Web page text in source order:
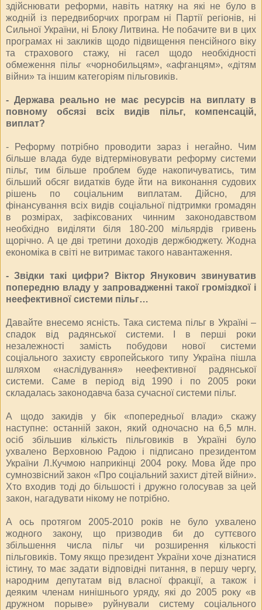
здійснювати реформи, навіть натяку на які не було в
жодній із передвиборчих програм ні Партії регіонів, ні
Сильної України, ні Блоку Литвина. Не побачите ви в цих
програмах ні закликів щодо підвищення пенсійного віку
та страхового стажу, ні гасел щодо необхідності
обмеження пільг «чорнобильцям», «афганцям», «дітям
війни» та іншим категоріям пільговиків.
- Держава реально не має ресурсів на виплату в
повному обсязі всіх видів пільг, компенсацій,
виплат?
- Реформу потрібно проводити зараз і негайно. Чим
більше влада буде відтерміновувати реформу системи
пільг, тим більше проблем буде накопичуватись, тим
більший обсяг видатків буде йти на виконання судових
рішень по соціальним виплатам. Дійсно, для
фінансування всіх видів соціальної підтримки громадян
в розмірах, зафіксованих чинним законодавством
необхідно виділяти біля 180-200 мільярдів гривень
щорічно. А це дві третини доходів держбюджету. Жодна
економіка в світі не витримає такого навантаження.
- Звідки такі цифри? Віктор Янукович звинуватив
попередню владу у запровадженні такої громіздкої і
неефективної системи пільг…
Давайте внесемо ясність. Така система пільг в Україні –
спадок від радянської системи. І в перші роки
незалежності замість побудови нової системи
соціального захисту європейського типу Україна пішла
шляхом «наслідування» неефективної радянської
системи. Саме в період від 1990 і по 2005 роки
складалась законодавча база сучасної системи пільг.
А щодо закидів у бік «попередньої влади» скажу
наступне: останній закон, який одночасно на 6,5 млн.
осіб збільшив кількість пільговиків в Україні було
ухвалено Верховною Радою і підписано президентом
України Л.Кучмою наприкінці 2004 року. Мова йде про
сумнозвісний закон «Про соціальний захист дітей війни».
Хто входив тоді до більшості і дружно голосував за цей
закон, нагадувати нікому не потрібно.
А ось протягом 2005-2010 років не було ухвалено
жодного закону, що призводив би до суттєвого
збільшення числа пільг чи розширення кількості
пільговиків. Тому якщо президент України хоче дізнатися
істину, то має задати відповідні питання, в першу чергу,
народним депутатам від власної фракції, а також і
деяким членам нинішнього уряду, які до 2005 року «в
дружном порыве» руйнували систему соціального